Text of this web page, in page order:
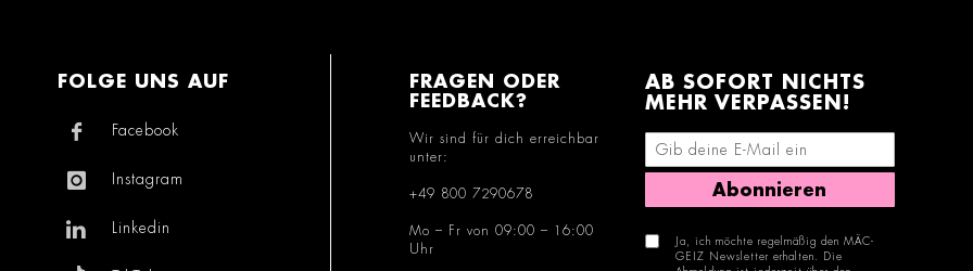
FOLGE UNS AUF
Facebook
Instagram
Linkedin
FRAGEN ODER
FEEDBACK?
Wir sind für dich erreichbar
unter:
+49 800 7290678
Mo – Fr von 09:00 – 16:00
Uhr
AB SOFORT NICHTS
MEHR VERPASSEN!
E-Mail-Adresse eingeben
Abonnieren
Ja, ich möchte regelmäßig den MÄC-
GEIZ Newsletter erhalten. Die